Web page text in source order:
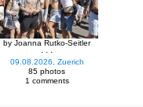
by Joanna Rutko-Seitler
· · ·
09.08.2026, Zuerich
85 photos
1 comments